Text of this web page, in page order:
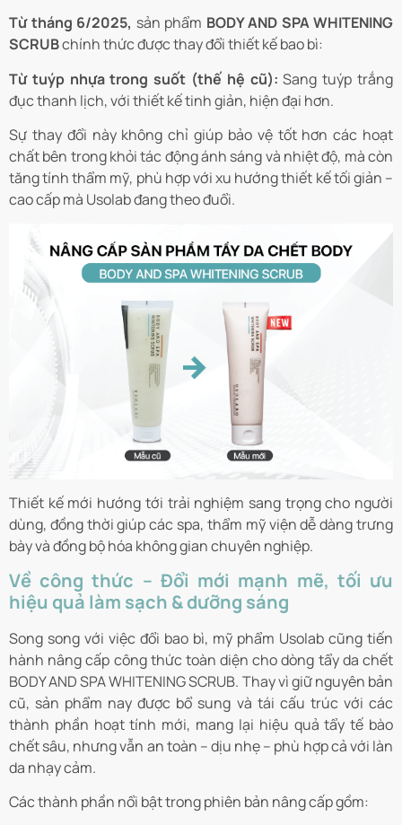
Từ tháng 6/2025, sản phẩm BODY AND SPA WHITENING
SCRUBchính thức được thay đổi thiết kế bao bì:
Từ tuýp nhựa trong suốt (thế hệ cũ): Sang tuýp trắng
đục thanh lịch, với thiết kế tinh giản, hiện đại hơn.
Sự thay đổi này không chỉ giúp bảo vệ tốt hơn các hoạt
chất bên trong khỏi tác động ánh sáng và nhiệt độ, mà còn
tăng tính thẩm mỹ, phù hợp với xu hướng thiết kế tối giản –
cao cấp mà Usolab đang theo đuổi.
Thiết kế mới hướng tới trải nghiệm sang trọng cho người
dùng, đồng thời giúp các spa, thẩm mỹ viện dễ dàng trưng
bày và đồng bộ hóa không gian chuyên nghiệp.
Về công thức – Đổi mới mạnh mẽ, tối ưu
hiệu quả làm sạch & dưỡng sáng
Song song với việc đổi bao bì, mỹ phẩm Usolab cũng tiến
hành nâng cấp công thức toàn diện cho dòng tẩy da chết
BODY AND SPA WHITENING SCRUB. Thay vì giữ nguyên bản
cũ, sản phẩm nay được bổ sung và tái cấu trúc với các
thành phần hoạt tính mới, mang lại hiệu quả tẩy tế bào
chết sâu, nhưng vẫn an toàn – dịu nhẹ – phù hợp cả với làn
da nhạy cảm.
Các thành phần nổi bật trong phiên bản nâng cấp gồm: